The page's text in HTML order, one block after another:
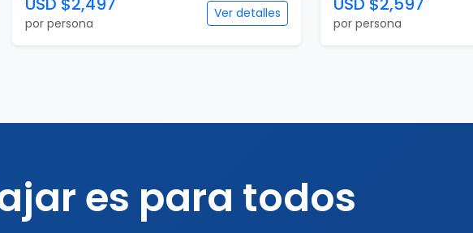
por persona
Ver detalles
por persona
es para todos